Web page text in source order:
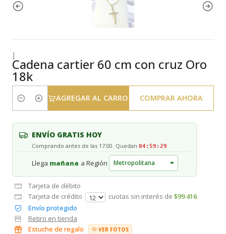
|
Cadena cartier 60 cm con cruz Oro
18k
Cantidad
AGREGAR AL CARRO COMPRAR AHORA
ENVÍO GRATIS HOY
Comprando antes de las 17:00. Quedan 04:59:29
Llega mañana a Región
Tarjeta de débito
Tarjeta de crédito
cuotas sin interés de $99.416
Envío protegido
Retiro en tienda
Estuche de regalo
VER FOTOS